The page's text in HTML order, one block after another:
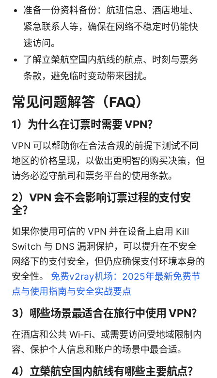
准备一份资料备份：航班信息、酒店地址、
紧急联系人等，确保在网络不稳定时仍能快
速访问。
了解立榮航空国内航线的航点、时刻与票务
条款，避免临时变动带来困扰。
常见问题解答（FAQ）
1）为什么在订票时需要 VPN？
VPN 可以帮助你在合法合规的前提下测试不同
地区的价格呈现，以做出更明智的购买决策，但
请务必遵守航司和票务平台的使用条款。
2）VPN 会不会影响订票过程的支付安
全？
如果你使用可信的 VPN 并在设备上启用 Kill
Switch 与 DNS 漏洞保护，可以提升在不安全
网络下的支付安全，但仍应确保支付环境本身的
安全性。 免费v2ray机场：2025年最新免费节
点与使用指南与安全实战要点
3）哪些场景最适合在旅行中使用 VPN？
在酒店和公共 Wi‑Fi、或需要访问受地域限制内
容、保护个人信息和账户的场景中最合适。
4）立榮航空国内航线有哪些主要航点？